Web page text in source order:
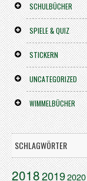
SCHULBÜCHER
SPIELE & QUIZ
STICKERN
UNCATEGORIZED
WIMMELBÜCHER
SCHLAGWÖRTER
201820192020